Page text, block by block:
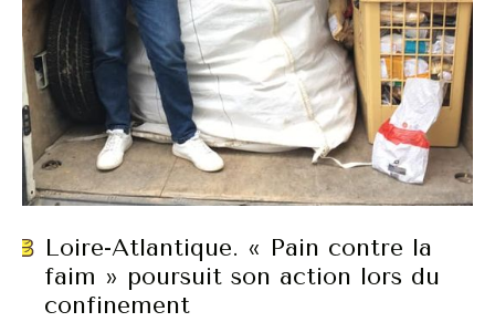
Loire-Atlantique. « Pain contre la
faim » poursuit son action lors du
confinement